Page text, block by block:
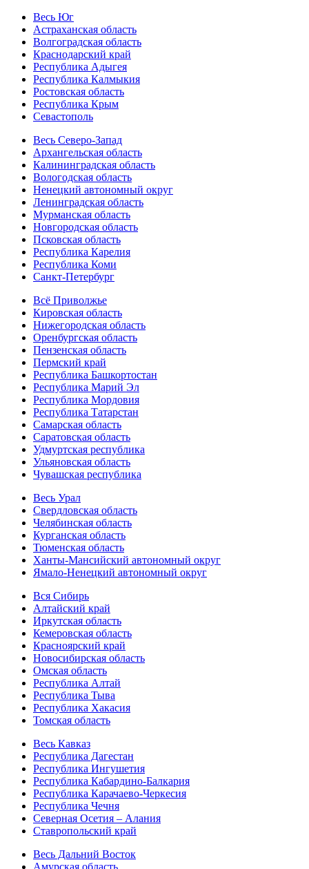
Весь Юг
Астраханская область
Волгоградская область
Краснодарский край
Республика Адыгея
Республика Калмыкия
Ростовская область
Республика Крым
Севастополь
Весь Северо-Запад
Архангельская область
Калининградская область
Вологодская область
Ненецкий автономный округ
Ленинградская область
Мурманская область
Новгородская область
Псковская область
Республика Карелия
Республика Коми
Санкт-Петербург
Всё Приволжье
Кировская область
Нижегородская область
Оренбургская область
Пензенская область
Пермский край
Республика Башкортостан
Республика Марий Эл
Республика Мордовия
Республика Татарстан
Самарская область
Саратовская область
Удмуртская республика
Ульяновская область
Чувашская республика
Весь Урал
Свердловская область
Челябинская область
Курганская область
Тюменская область
Ханты-Мансийский автономный округ
Ямало-Ненецкий автономный округ
Вся Сибирь
Алтайский край
Иркутская область
Кемеровская область
Красноярский край
Новосибирская область
Омская область
Республика Алтай
Республика Тыва
Республика Хакасия
Томская область
Весь Кавказ
Республика Дагестан
Республика Ингушетия
Республика Кабардино-Балкария
Республика Карачаево-Черкесия
Республика Чечня
Северная Осетия – Алания
Ставропольский край
Весь Дальний Восток
Амурская область